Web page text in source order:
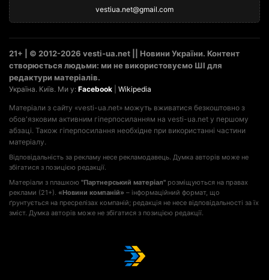
vestiua.net@gmail.com
21+ | © 2012-2026 vesti-ua.net || Новини України. Контент
створюється людьми: ми не використовуємо ШІ для
редактури матеріалів.
Україна. Київ. Ми у: Facebook Wikipedia
Матеріали з сайту «vesti-ua.net» можуть вживатися безкоштовно з
обов'язковим активним гіперпосиланням на vesti-ua.net у першому
абзаці. Також гіперпосилання необхідне при використанні частини
матеріалу.
Відповідальність за рекламу несе рекламодавець. Думка авторів може не
збігатися з позицією редакції.
Матеріали з плашкою "Партнерський матеріал" розміщуються на правах
реклами (21+). «Новини компаній» – інформаційний формат, що
ґрунтується на пресрелізах компаній; редакція не несе відповідальності за їх
зміст. Думка авторів може не збігатися з позицією редакції.